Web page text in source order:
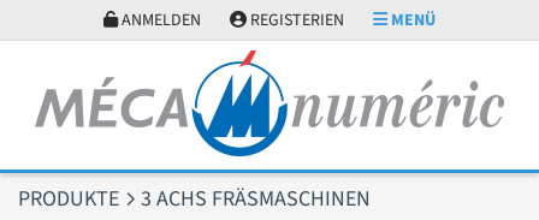
ANMELDEN REGISTERIEN MENÜ
PRODUKTE 3 ACHS FRÄSMASCHINEN
Cookie-Einstellungen